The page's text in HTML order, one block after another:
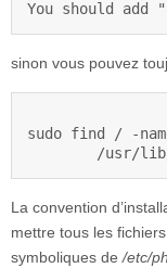
sinon vous pouvez
sudo find / -
La convention
mettre tous les
symboliques de/etc/